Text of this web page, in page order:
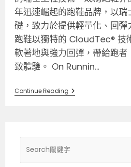
年迅速崛起的跑鞋品牌，以
礎，致力於提供輕量化、回
跑鞋以獨特的 CloudTec® 技
軟著地與強力回彈，帶給跑
致體驗。 On Runnin...
Continue Reading